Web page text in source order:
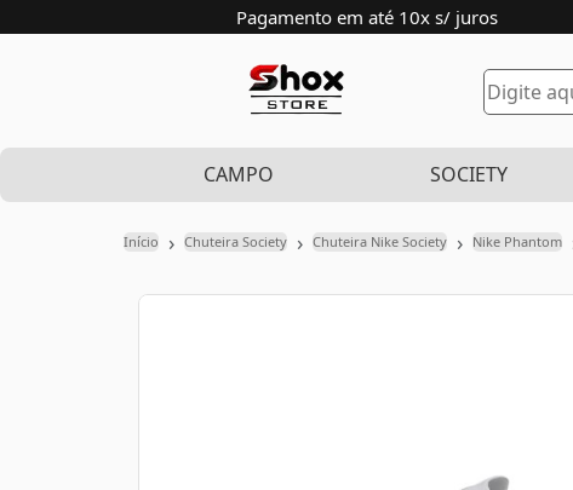
Pagamento em até 10x s/ juros
CAMPO SOCIETY
Início › Chuteira Society › Chuteira Nike Society › Nike Phantom